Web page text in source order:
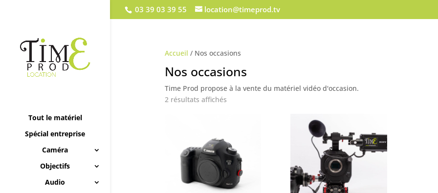
03 39 03 39 55 location@timeprod.tv
Tout le matériel
Spécial entreprise
Caméra
Objectifs
Audio
Accueil / Nos occasions
Nos occasions
Time Prod propose à la vente du matériel vidéo d'occasion.
2 résultats affichésTrié